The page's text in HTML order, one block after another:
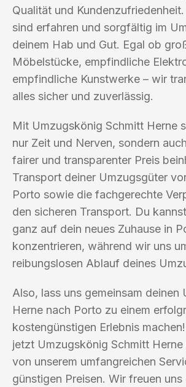
Qualität und
sind erfahren und sorgfältig im
deinem Hab und Gut. Egal ob
Möbelstücke, empfindliche
empfindliche Kunstwerke – wir
alles sicher und zuverlässig.
Mit Umzugskönig Schmitt Herne
nur Zeit und Nerven, sondern
fairer und transparenter Preis
Transport deiner Umzugsgüter
Porto sowie die fachgerechte
den sicheren Transport. Du
ganz auf dein neues Zuhause in
konzentrieren, während wir uns
reibungslosen Ablauf deines
Also, lass uns gemeinsam deinen
Herne nach Porto zu einem
kostengünstigen Erlebnis
jetzt Umzugskönig Schmitt
von unserem umfangreichen
günstigen Preisen. Wir freuen